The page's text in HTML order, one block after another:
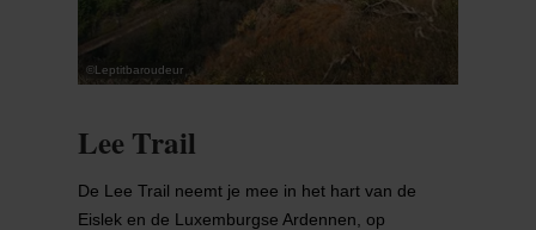
© Leptitbaroudeur
Lee Trail
De Lee Trail neemt je mee in het hart van de
Eislek en de Luxemburgse Ardennen, op